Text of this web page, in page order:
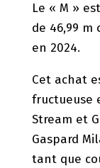
Le « M »
de 46,99
en 2024.
Cet achat
fructueuse
Stream et
Gaspard
tant que